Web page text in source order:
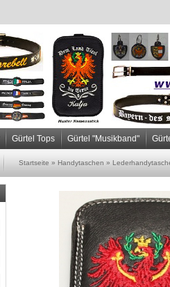
Gürtel Tops Gürtel "Musikband"
Startseite » Handytaschen »